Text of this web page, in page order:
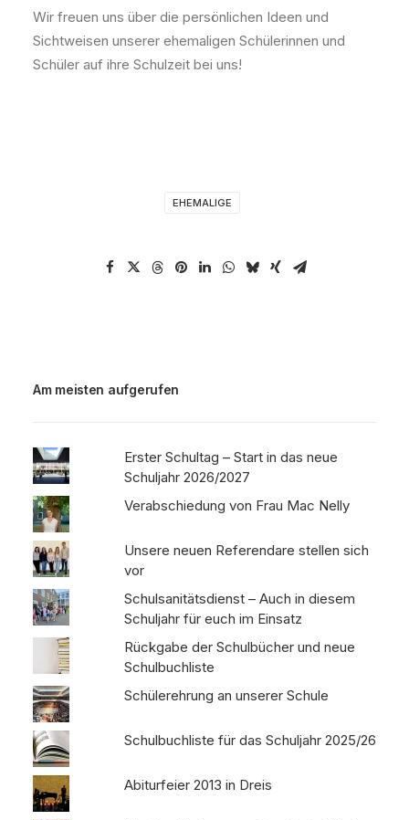
Wir freuen uns über die persönlichen Ideen und
Sichtweisen unserer ehemaligen Schülerinnen und
Schüler auf ihre Schulzeit bei uns!
EHEMALIGE
Am meisten aufgerufen
Erster Schultag – Start in das neue
Schuljahr 2026/2027
Verabschiedung von Frau Mac Nelly
Unsere neuen Referendare stellen sich
vor
Schulsanitätsdienst – Auch in diesem
Schuljahr für euch im Einsatz
Rückgabe der Schulbücher und neue
Schulbuchliste
Schülerehrung an unserer Schule
Schulbuchliste für das Schuljahr 2025/26
Abiturfeier 2013 in Dreis